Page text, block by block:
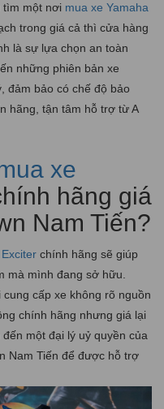
tìm một nơi mua xe Yamaha
trong giá cả thì cửa hàng
là sự lựa chọn an toàn
những phiên bản xe
đảm bảo có chế độ bảo
hãng, tận tâm hỗ trợ từ A
xe
hãng giá
Nam Tiến?
chính hãng sẽ giúp
mà mình đang sở hữu.
cấp xe không rõ nguồn
chính hãng nhưng giá lại
một đại lý uỷ quyền của
Nam Tiến để được hỗ trợ